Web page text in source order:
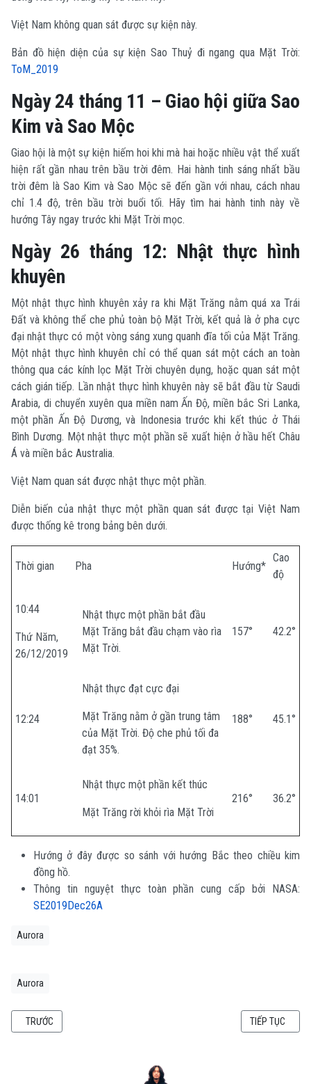
Việt Nam không quan sát được sự kiện này.
Bản đồ hiện diện của sự kiện Sao Thuỷ đi ngang qua Mặt Trời:
ToM_2019
Ngày 24 tháng 11 – Giao hội giữa Sao
Kim và Sao Mộc
Giao hội là một sự kiện hiếm hoi khi mà hai hoặc nhiều vật thể xuất
hiện rất gần nhau trên bầu trời đêm. Hai hành tinh sáng nhất bầu
trời đêm là Sao Kim và Sao Mộc sẽ đến gần với nhau, cách nhau
chỉ 1.4 độ, trên bầu trời buổi tối. Hãy tìm hai hành tinh này về
hướng Tây ngay trước khi Mặt Trời mọc.
Ngày 26 tháng 12: Nhật thực hình
khuyên
Một nhật thực hình khuyên xảy ra khi Mặt Trăng nằm quá xa Trái
Đất và không thể che phủ toàn bộ Mặt Trời, kết quả là ở pha cực
đại nhật thực có một vòng sáng xung quanh đĩa tối của Mặt Trăng.
Một nhật thực hình khuyên chỉ có thể quan sát một cách an toàn
thông qua các kính lọc Mặt Trời chuyên dụng, hoặc quan sát một
cách gián tiếp. Lần nhật thực hình khuyên này sẽ bắt đầu từ Saudi
Arabia, di chuyển xuyên qua miền nam Ấn Độ, miền bắc Sri Lanka,
một phần Ấn Độ Dương, và Indonesia trước khi kết thúc ở Thái
Bình Dương. Một nhật thực một phần sẽ xuất hiện ở hầu hết Châu
Á và miền bắc Australia.
Việt Nam quan sát được nhật thực một phần.
Diễn biến của nhật thực một phần quan sát được tại Việt Nam
được thống kê trong bảng bên dưới.
Thời gian Pha Hướng*
Cao
độ
10:44
Thứ Năm,
26/12/2019
Nhật thực một phần bắt đầu
Mặt Trăng bắt đầu chạm vào rìa
Mặt Trời.
157° 42.2°
12:24
Nhật thực đạt cực đại
Mặt Trăng nằm ở gần trung tâm
của Mặt Trời. Độ che phủ tối đa
đạt 35%.
188° 45.1°
14:01
Nhật thực một phần kết thúc
Mặt Trăng rời khỏi rìa Mặt Trời
216° 36.2°
Hướng ở đây được so sánh với hướng Bắc theo chiều kim
đồng hồ.
Thông tin nguyệt thực toàn phần cung cấp bởi NASA:
SE2019Dec26A
Aurora
Aurora
BÀI VIẾT TRƯỚC: ĐIỂM PHÂN, ĐIỂM CHÍ 2020
TRƯỚC BÀI VIẾT KẾ
TIẾP TỤC